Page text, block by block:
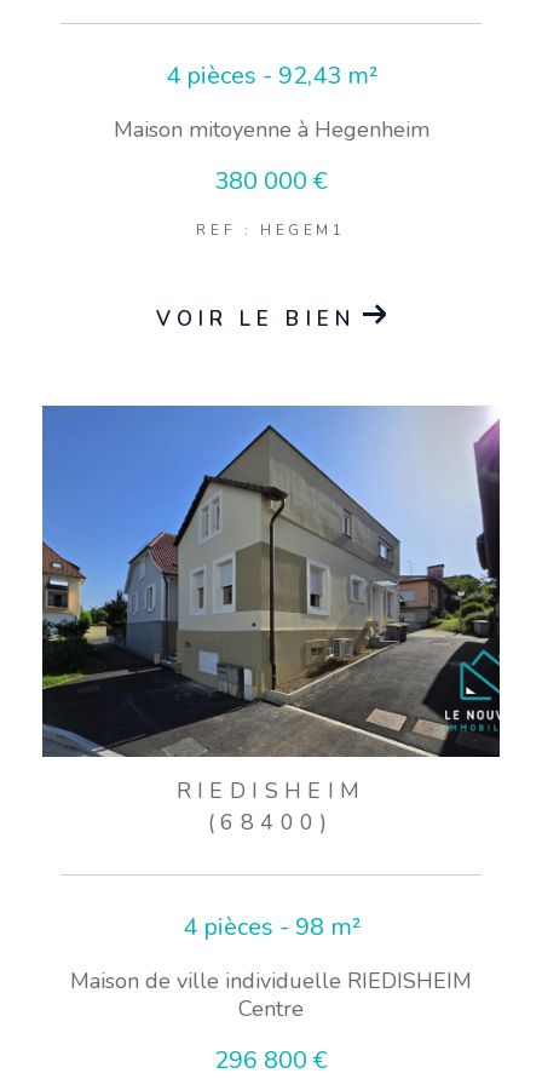
4 pièces - 92,43 m²
Maison mitoyenne à Hegenheim
380 000 €
REF : HEGEM1
VOIR LE BIEN
RIEDISHEIM
(68400)
4 pièces - 98 m²
Maison de ville individuelle RIEDISHEIM
Centre
296 800 €